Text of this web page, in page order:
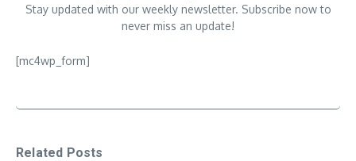
Stay updated with our weekly newsletter. Subscribe now to
never miss an update!
[mc4wp_form]
Related Posts